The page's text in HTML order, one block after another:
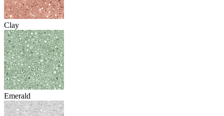
Clay
Emerald